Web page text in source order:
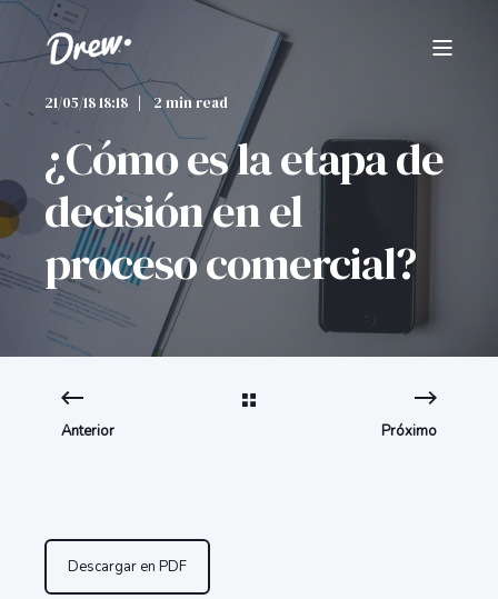
21/05/18 18:18 2 min read
¿Cómo es la etapa de
decisión en el
proceso comercial?
Anterior Próximo
Descargar en PDF